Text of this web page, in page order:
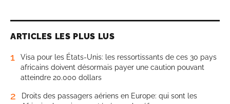
ARTICLES LES PLUS LUS
1
Visa pour les États-Unis: les ressortissants de ces 30 pays
africains doivent désormais payer une caution pouvant
atteindre 20.000 dollars
2
Droits des passagers aériens en Europe: qui sont les